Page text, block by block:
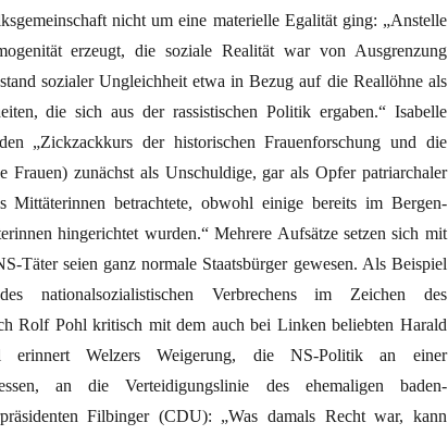
nicht um eine materielle Egalität ging: „Anstelle
erzeugt, die soziale Realität war von Ausgrenzung
sozialer Ungleichheit etwa in Bezug auf die Reallöhne als
die sich aus der rassistischen Politik ergaben.“ Isabelle
„Zickzackkurs der historischen Frauenforschung und die
Frauen) zunächst als Unschuldige, gar als Opfer patriarchaler
Mittäterinnen betrachtete, obwohl einige bereits im Bergen-
hingerichtet wurden.“ Mehrere Aufsätze setzen sich mit
Täter seien ganz normale Staatsbürger gewesen. Als Beispiel
nationalsozialistischen Verbrechens im Zeichen des
Rolf Pohl kritisch mit dem auch bei Linken beliebten Harald
erinnert Welzers Weigerung, die NS-Politik an einer
an die Verteidigungslinie des ehemaligen baden-
Filbinger (CDU): „Was damals Recht war, kann